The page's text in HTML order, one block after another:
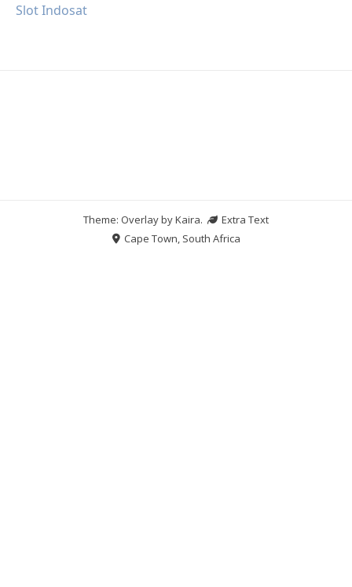
Slot Indosat
Theme: Overlay byKaira.
Extra Text
Cape Town, South Africa